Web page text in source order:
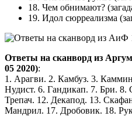
18. Чем обнимают?
19. Идол сюрреализма
Ответы на сканворд из
05 2020):
1. Арагви. 2. Камбуз. 3.
Нудист. 6. Гандикап. 7. Бри. 8.
Трепач. 12. Декапод. 13.
Мандрил. 17. Дробовик. 18.